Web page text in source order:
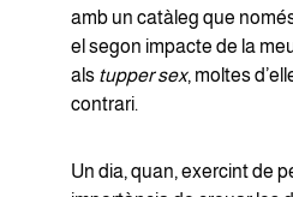
amb un catàleg que
el segon impacte de la
als tupper sex, moltes
contrari.
Un dia, quan, exercint de